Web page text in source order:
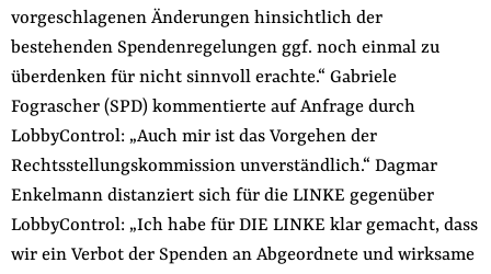
vorgeschlagenen Änderungen hinsichtlich der
bestehenden Spendenregelungen ggf. noch einmal zu
überdenken für nicht sinnvoll erachte.“ Gabriele
Fograscher (SPD) kommentierte auf Anfrage durch
LobbyControl: „Auch mir ist das Vorgehen der
Rechtsstellungskommission unverständlich.“ Dagmar
Enkelmann distanziert sich für die LINKE gegenüber
LobbyControl: „Ich habe für DIE LINKE klar gemacht, dass
wir ein Verbot der Spenden an Abgeordnete und wirksame